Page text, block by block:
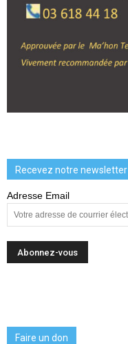
Recevez notre newsletter
Adresse Email
Faire un don